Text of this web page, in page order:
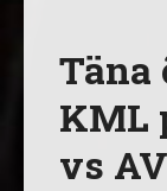
Täna
KML
vs